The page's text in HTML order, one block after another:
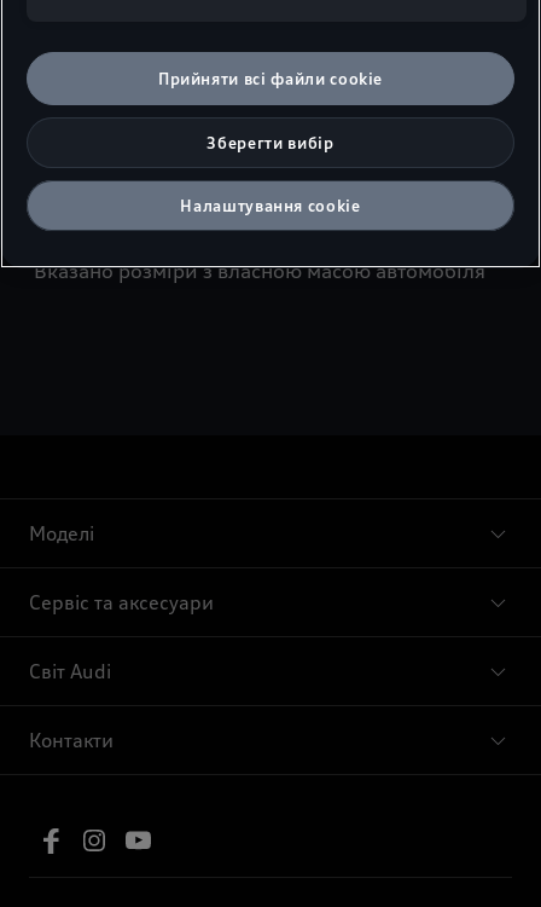
¹Ширина плечового простору
²Ширина ліктьового простору
³Максимальна висота над головою
Розміри в міліметрах
Вказано розміри з власною масою автомобіля
Моделі
Сервіс та аксесуари
Світ Audi
Контакти
Прийняти всі файли сookie
Зберегти вибір
Налаштування cookie